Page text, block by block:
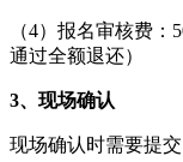
（4）报名审核费
通过全额退还）
3、现场确认
现场确认时需要提交